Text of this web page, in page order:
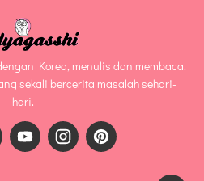
Korea, menulis dan membaca.
sekali bercerita masalah sehari-
hari.